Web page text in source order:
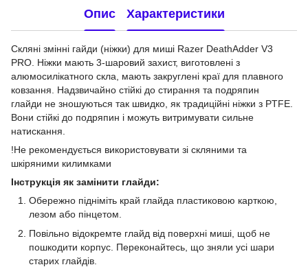
Опис Характеристики
Скляні змінні гайди (ніжки) для миші Razer DeathAdder V3
PRO. Ніжки мають 3-шаровий захист, виготовлені з
алюмосилікатного скла, мають закруглені краї для плавного
ковзання. Надзвичайно стійкі до стирання та подряпин
глайди не зношуються так швидко, як традиційні ніжки з PTFE.
Вони стійкі до подряпин і можуть витримувати сильне
натискання.
!Не рекомендується використовувати зі скляними та
шкіряними килимками
Інструкція як замінити глайди:
Обережно підніміть край глайда пластиковою карткою,
лезом або пінцетом.
Повільно відокремте глайд від поверхні миші, щоб не
пошкодити корпус. Переконайтесь, що зняли усі шари
старих глайдів.